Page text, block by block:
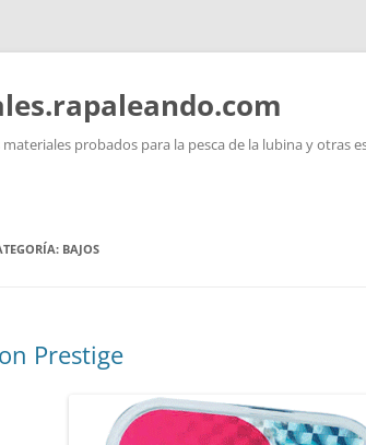
probados para la pesca de la lubina y otras
BAJOS
Prestige